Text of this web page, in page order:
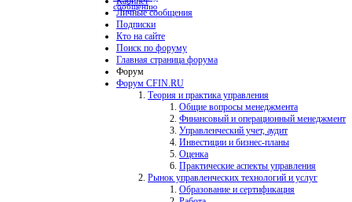
Личные сообщения
Подписки
Кто на сайте
Поиск по форуму
Главная страница форума
Форум
Форум CFIN.RU
Теория и практика управления
Общие вопросы менеджмента
Финансовый и операционный менеджмент
Управленческий учет, аудит
Инвестиции и бизнес-планы
Оценка
Практические аспекты управления
Рынок управленческих технологий и услуг
Образование и сертификация